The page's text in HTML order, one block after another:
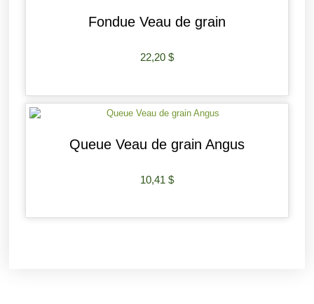
Fondue Veau de grain
22,20 $
Queue Veau de grain Angus
10,41 $